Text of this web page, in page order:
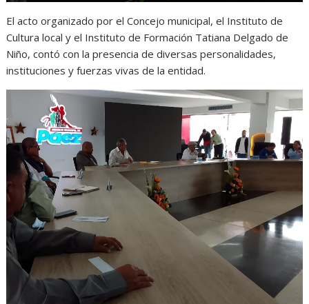
El acto organizado por el Concejo municipal, el Instituto de
Cultura local y el Instituto de Formación Tatiana Delgado de
Niño, contó con la presencia de diversas personalidades,
instituciones y fuerzas vivas de la entidad.